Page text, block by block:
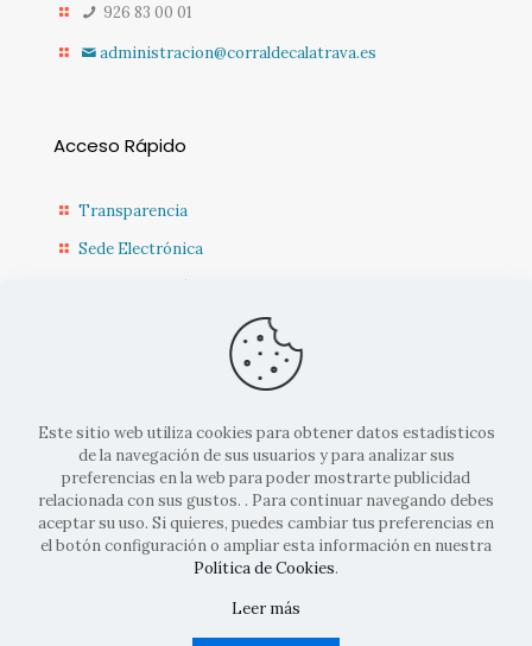
926 83 00 01
administracion@corraldecalatrava.es
Acceso Rápido
Transparencia
Sede Electrónica
Sede Diputación CR
Actualidad Municipal
© 2022 Ayto. Corral de Calatrava |Aviso legal|Politicas de
Políticas de privacidad| Diseñado por
Codifusión
Este sitio web utiliza cookies para obtener datos estadísticos
de la navegación de sus usuarios y para analizar sus
preferencias en la web para poder mostrarte publicidad
relacionada con sus gustos. . Para continuar navegando debes
aceptar su uso. Si quieres, puedes cambiar tus preferencias en
el botón configuración o ampliar esta información en nuestra
Política de Cookies.
Leer más